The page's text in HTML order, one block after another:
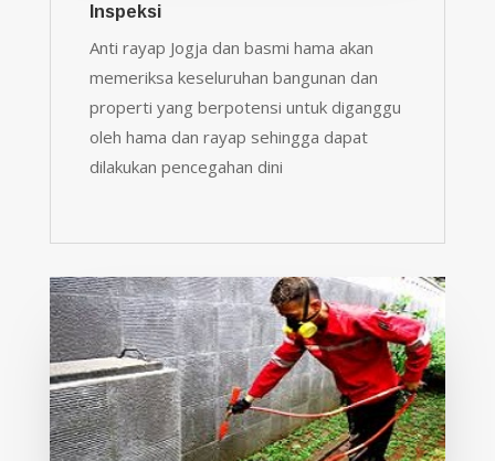
Inspeksi
Anti rayap Jogja dan basmi hama akan
memeriksa keseluruhan bangunan dan
properti yang berpotensi untuk diganggu
oleh hama dan rayap sehingga dapat
dilakukan pencegahan dini